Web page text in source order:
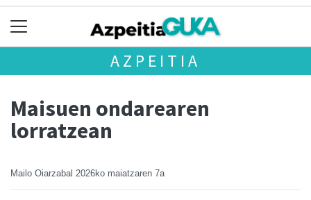
AZPEITIA
Maisuen ondarearen
lorratzean
Mailo Oiarzabal 2026ko maiatzaren 7a